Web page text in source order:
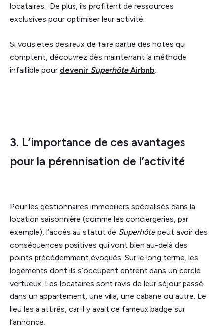
locataires. De plus, ils profitent de ressources
exclusives pour optimiser leur activité.
Si vous êtes désireux de faire partie des hôtes qui
comptent, découvrez dès maintenant la méthode
infaillible pour devenir SuperhôteAirbnb
3. L’importance de ces avantages
pour la pérennisation de l’activité
Pour les gestionnaires immobiliers spécialisés dans la
location saisonnière (comme les conciergeries, par
exemple), l’accès au statut de Superhôtepeut avoir des
conséquences positives qui vont bien au-delà des
points précédemment évoqués. Sur le long terme, les
logements dont ils s’occupent entrent dans un cercle
vertueux. Les locataires sont ravis de leur séjour passé
dans un appartement, une villa, une cabane ou autre. Le
lieu les a attirés, car il y avait ce fameux badge sur
l’annonce.